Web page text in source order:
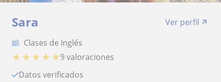
Sara
Ver perfil
Clases de Inglés
★ ★ ★ ★ ★9 valoraciones
Datos verificados